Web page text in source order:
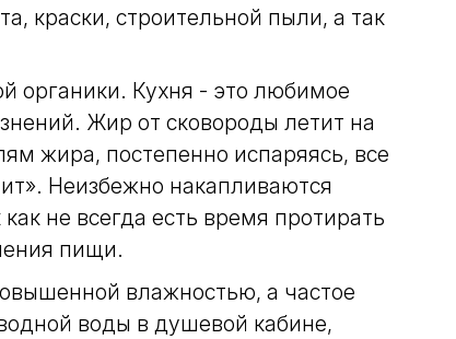
краски, строительной пыли, а так
органики. Кухня - это любимое
Жир от сковороды летит на
жира, постепенно испаряясь, все
Неизбежно накапливаются
не всегда есть время протирать
пищи.
влажностью, а частое
воды в душевой кабине,